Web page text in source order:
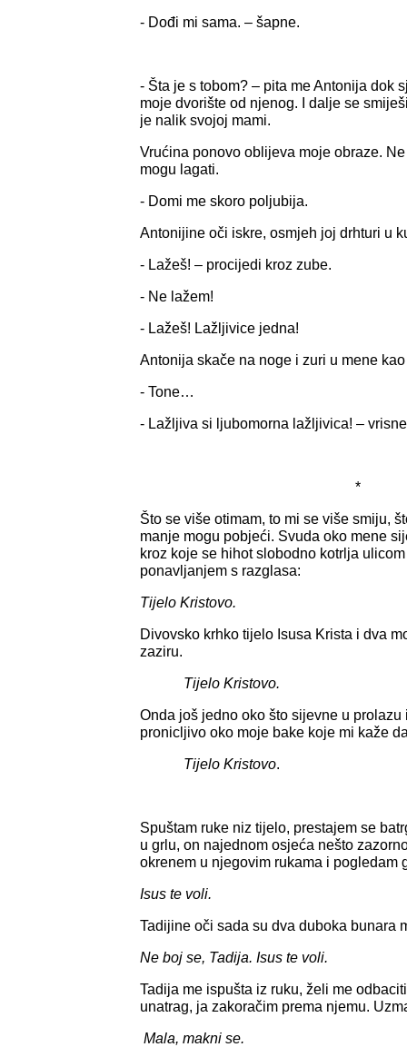
- Dođi mi sama. – šapne.
- Šta je s tobom? – pita me Antonija dok
moje dvorište od njenog. I dalje se
je nalik svojoj mami.
Vrućina ponovo oblijeva moje obraze.
mogu lagati.
- Domi me skoro poljubija.
Antonijine oči iskre, osmjeh joj drhturi u
- Lažeš! – procijedi kroz zube.
- Ne lažem!
- Lažeš! Lažljivice jedna!
Antonija skače na noge i zuri u mene
- Tone…
- Lažljiva si ljubomorna lažljivica! –
*
Što se više otimam, to mi se više smiju,
manje mogu pobjeći. Svuda oko mene
kroz koje se hihot slobodno kotrlja
ponavljanjem s razglasa:
Tijelo Kristovo.
Divovsko krhko tijelo Isusa Krista i dva
zaziru.
Tijelo Kristovo.
Onda još jedno oko što sijevne u prolazu
pronicljivo oko moje bake koje mi kaže
Tijelo Kristovo.
Spuštam ruke niz tijelo, prestajem se
u grlu, on najednom osjeća nešto
okrenem u njegovim rukama i pogledam
Isus te voli.
Tadijine oči sada su dva duboka bunara
Ne boj se, Tadija. Isus te voli.
Tadija me ispušta iz ruku, želi me
unatrag, ja zakoračim prema njemu.
Mala, makni se.